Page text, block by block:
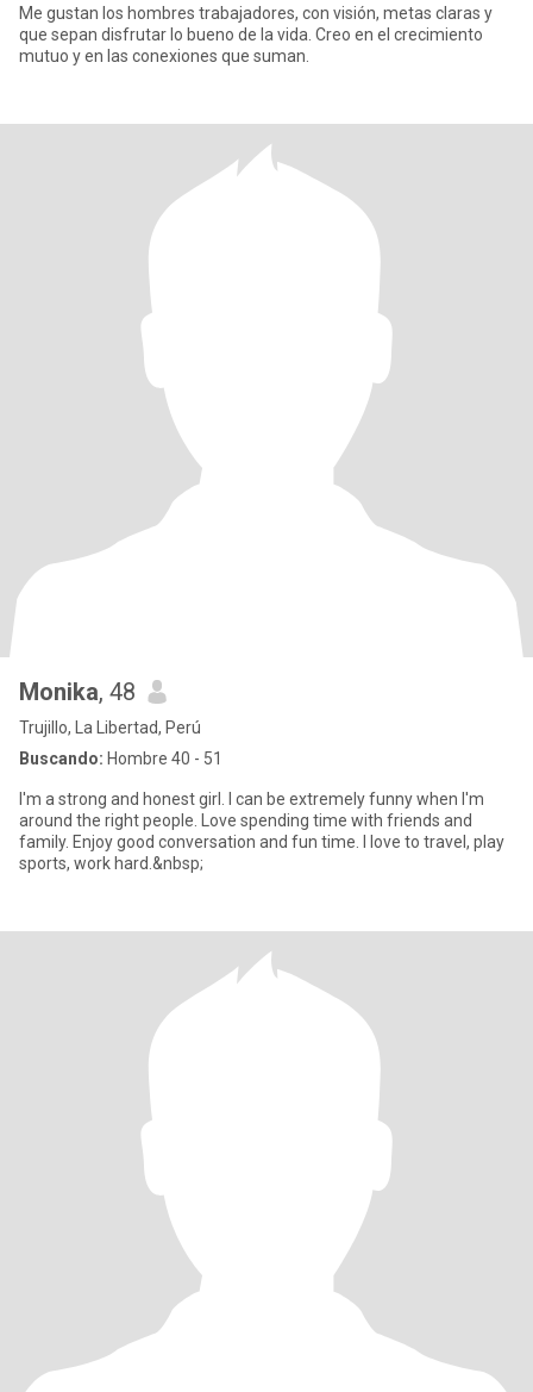
Me gustan los hombres trabajadores, con visión, metas claras y
que sepan disfrutar lo bueno de la vida. Creo en el crecimiento
mutuo y en las conexiones que suman.
Monika, 48
Trujillo, La Libertad, Perú
Buscando: Hombre 40 - 51
I'm a strong and honest girl. I can be extremely funny when I'm
around the right people. Love spending time with friends and
family. Enjoy good conversation and fun time. I love to travel, play
sports, work hard.&nbsp;